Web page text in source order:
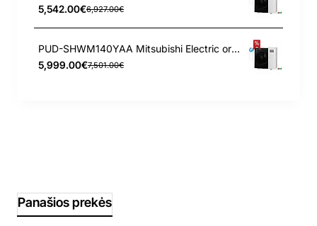
5,542.00€6,927.00€
PUD-SHWM140YAA Mitsubishi Electric oras-vanduo išorinis įrenginys 14 kW
5,999.00€7,501.00€
Panašios prekės